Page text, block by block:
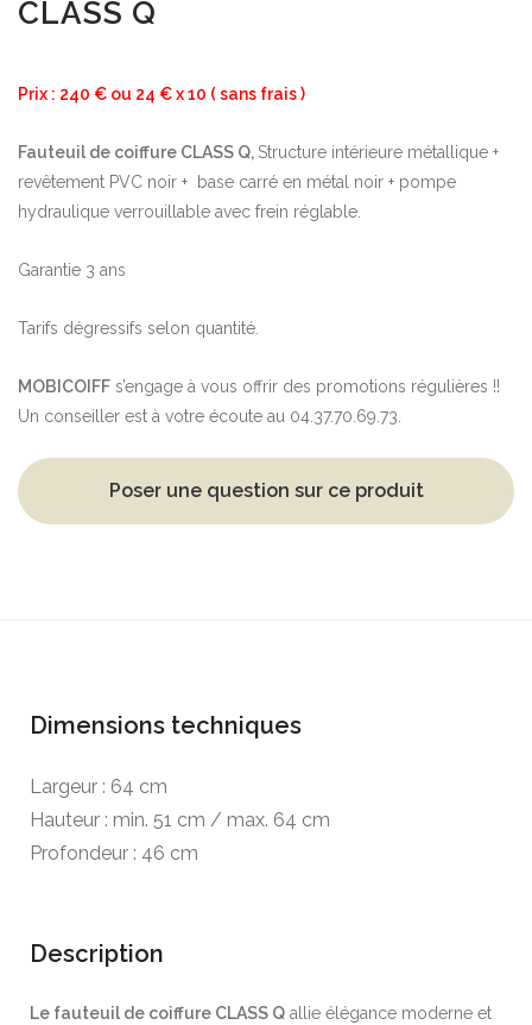
CLASS Q
Prix : 240 € ou 24 € x 10 ( sans frais )
Fauteuil de coiffure CLASS Q, Structure intérieure métallique +
revêtement PVC noir + base carré en métal noir + pompe
hydraulique verrouillable avec frein réglable.
Garantie 3 ans
Tarifs dégressifs selon quantité.
MOBICOIFF s’engage à vous offrir des promotions régulières !!
Un conseiller est à votre écoute au 04.37.70.69.73.
Poser une question sur ce produit
Dimensions techniques
Largeur : 64 cm
Hauteur : min. 51 cm / max. 64 cm
Profondeur : 46 cm
Description
Le fauteuil de coiffure CLASS Q allie élégance moderne et